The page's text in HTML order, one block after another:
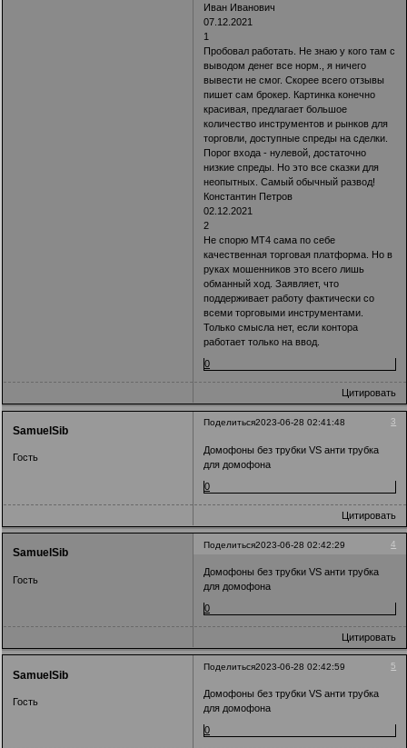
Иван Иванович
07.12.2021
1
Пробовал работать. Не знаю у кого там с
выводом денег все норм., я ничего
вывести не смог. Скорее всего отзывы
пишет сам брокер. Картинка конечно
красивая, предлагает большое
количество инструментов и рынков для
торговли, доступные спреды на сделки.
Порог входа - нулевой, достаточно
низкие спреды. Но это все сказки для
неопытных. Самый обычный развод!
Константин Петров
02.12.2021
2
Не спорю MT4 сама по себе
качественная торговая платформа. Но в
руках мошенников это всего лишь
обманный ход. Заявляет, что
поддерживает работу фактически со
всеми торговыми инструментами.
Только смысла нет, если контора
работает только на ввод.
0
Цитировать
Поделиться 3
2023-06-28 02:41:48
SamuelSib
Гость
Домофоны без трубки VS анти трубка
для домофона
0
Цитировать
Поделиться 4
2023-06-28 02:42:29
SamuelSib
Гость
Домофоны без трубки VS анти трубка
для домофона
0
Цитировать
Поделиться 5
2023-06-28 02:42:59
SamuelSib
Гость
Домофоны без трубки VS анти трубка
для домофона
0